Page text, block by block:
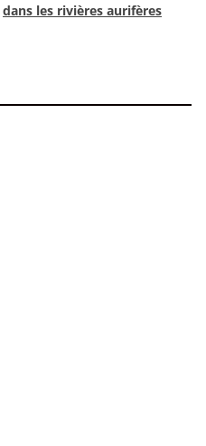
dans les rivières aurifères